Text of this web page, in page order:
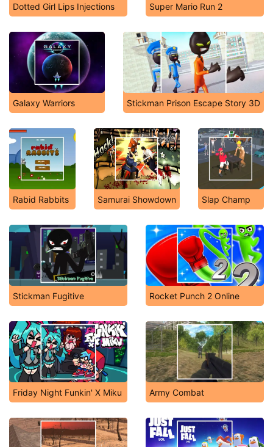
Dotted Girl Lips Injections Super Mario Run 2
Galaxy Warriors Stickman Prison Escape Story 3D
Rabid Rabbits Samurai Showdown Slap Champ
Stickman Fugitive Rocket Punch 2 Online
Friday Night Funkin' X Miku Army Combat